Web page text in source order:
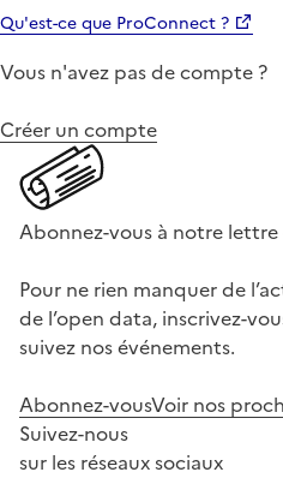
Qu'est-ce que ProConnect ?
Vous n'avez pas de compte ?
Créer un compte
Abonnez-vous à notre
Pour ne rien manquer de
de l’open data, inscrivez-
suivez nos événements.
Abonnez-vousVoir nos
Suivez-nous
sur les réseaux sociaux